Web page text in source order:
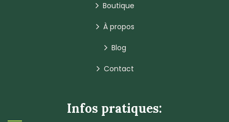
Boutique
À propos
Blog
Contact
Infos pratiques: